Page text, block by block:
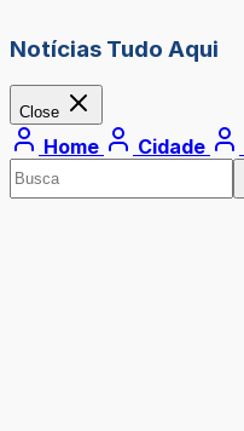
Notícias Tudo Aqui
Close
Home Cidade